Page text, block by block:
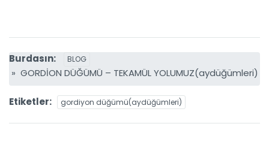
Burdasın: BLOG
» GORDİON DÜĞÜMÜ – TEKAMÜL YOLUMUZ(aydüğümleri)
Etiketler: gordiyon düğümü(aydüğümleri)